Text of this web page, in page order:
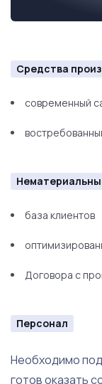
Средства
современный
база клиентов
Договора с
Персонал
Необходимо
готов оказать